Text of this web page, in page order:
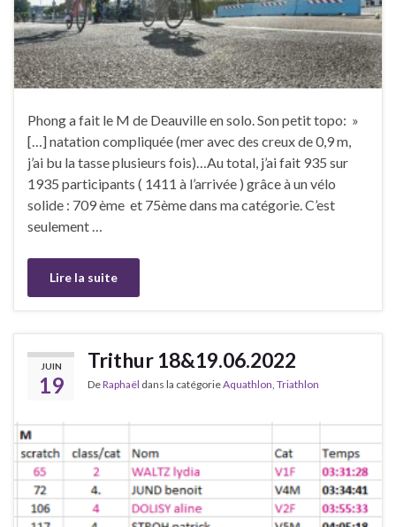
Phong a fait le M de Deauville en solo. Son petit topo: »
[…] natation compliquée (mer avec des creux de 0,9 m,
j’ai bu la tasse plusieurs fois)…Au total, j’ai fait 935 sur
1935 participants ( 1411 à l’arrivée ) grâce à un vélo
solide : 709 ème et 75ème dans ma catégorie. C’est
seulement …
Lire la suite
JUIN
19
Trithur 18&19.06.2022
DeRaphaël dans la catégorieAquathlon Triathlon